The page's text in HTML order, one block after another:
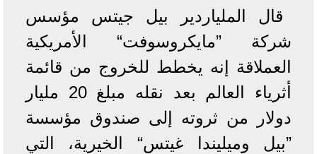
قال الملياردير بيل جيتس مؤسس
شركة ”مايكروسوفت“ الأمريكية
العملاقة إنه يخطط للخروج من قائمة
أثرياء العالم بعد نقله مبلغ 20 مليار
دولار من ثروته إلى صندوق مؤسسة
”بيل وميليندا غيتس“ الخيرية، التي